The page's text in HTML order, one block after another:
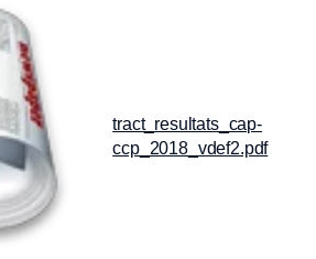
tract_resultats_cap-
ccp_2018_vdef2.pdf